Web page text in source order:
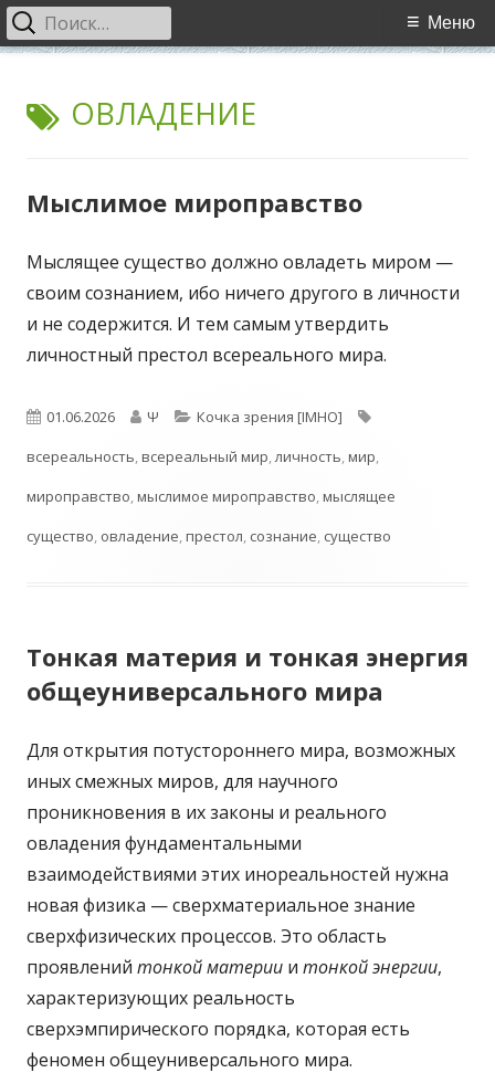
содержимому
Взаимодействие
Основное
Меню
Найти:
МЕТКА:
ОВЛАДЕНИЕ
Мыслимое мироправство
Мыслящее существо должно овладеть миром —
своим сознанием, ибо ничего другого в личности
и не содержится. И тем самым утвердить
личностный престол всереального мира.
Опубликовано
01.06.2026 Автор
Ψ Рубрики
Кочка зрения [IMHO]
всереальность,всереальный мир,личность,мир,
мироправство,мыслимое мироправство,мыслящее
существо, овладение,престол, сознание, существо
Тонкая материя и тонкая энергия
общеуниверсального мира
Для открытия потустороннего мира, возможных
иных смежных миров, для научного
проникновения в их законы и реального
овладения фундаментальными
взаимодействиями этих инореальностей нужна
новая физика — сверхматериальное знание
сверхфизических процессов. Это область
проявлений тонкой материи и тонкой энергии,
характеризующих реальность
сверхэмпирического порядка, которая есть
феномен общеуниверсального мира.